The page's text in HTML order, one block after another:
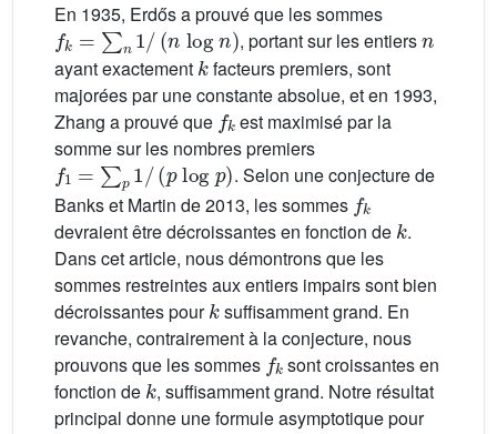
En 1935, Erdős a prouvé que les sommes
fk= ∑n1/ (nlogn)
, portant sur les entiers
ayant exactement
k
facteurs premiers, sont
majorées par une constante absolue, et en 1993,
Zhang a prouvé que
fk
est maximisé par la
somme sur les nombres premiers
f1=∑p1/(plogp)
. Selon une conjecture de
Banks et Martin de 2013, les sommes
fk
devraient être décroissantes en fonction de
.
Dans cet article, nous démontrons que les
sommes restreintes aux entiers impairs sont bien
décroissantes pour
k
suffisamment grand. En
revanche, contrairement à la conjecture, nous
prouvons que les sommes
fk
sont croissantes en
fonction de
k
, suffisamment grand. Notre résultat
principal donne une formule asymptotique pour
fk